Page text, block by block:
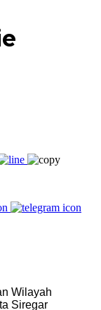
Wilayah
Siregar